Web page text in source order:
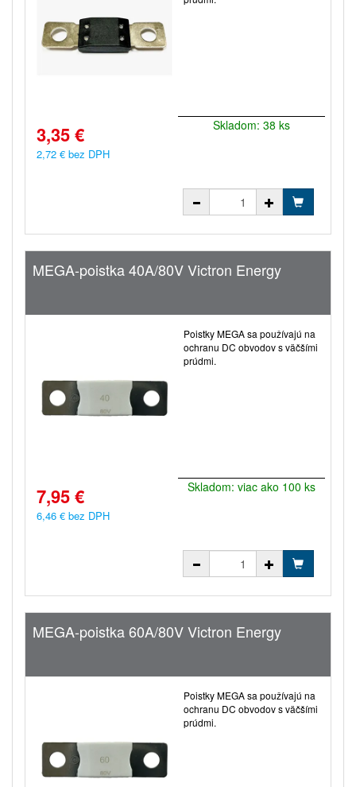
3,35 €
2,72 € bez DPH
Skladom: 38 ks
MEGA-poistka 40A/80V Victron Energy
Poistky MEGA sa používajú na
ochranu DC obvodov s väčšími
prúdmi.
7,95 €
6,46 € bez DPH
Skladom: viac ako 100 ks
MEGA-poistka 60A/80V Victron Energy
Poistky MEGA sa používajú na
ochranu DC obvodov s väčšími
prúdmi.